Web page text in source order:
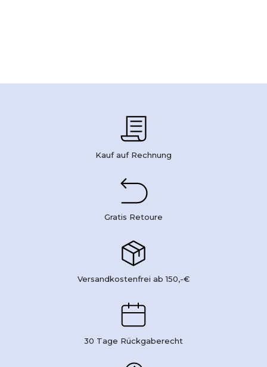
Kauf auf Rechnung
Gratis Retoure
Versandkostenfrei ab 150,-€
30 Tage Rückgaberecht